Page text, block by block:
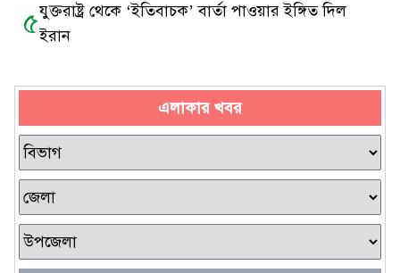
৫যুক্তরাষ্ট্র থেকে ‘ইতিবাচক’ বার্তা পাওয়ার ইঙ্গিত দিল
ইরান
এলাকার খবর